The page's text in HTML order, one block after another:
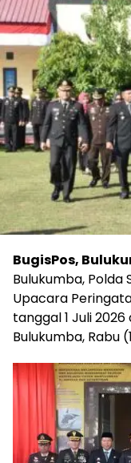
BugisPos,
Bulukumba, Polda
Upacara
tanggal 1 Juli
Bulukumba, Rabu